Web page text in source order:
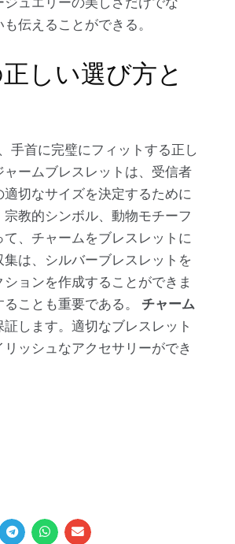
伝えることができる。
しい選び方と
手首に完璧にフィットする正し
ームブレスレットは、受信者
切なサイズを決定するために
教的シンボル、動物モチーフ
、チャームをブレスレットに
は、シルバーブレスレットを
ョンを作成することができま
ことも重要である。 チャーム
します。適切なブレスレット
ッシュなアクセサリーができ